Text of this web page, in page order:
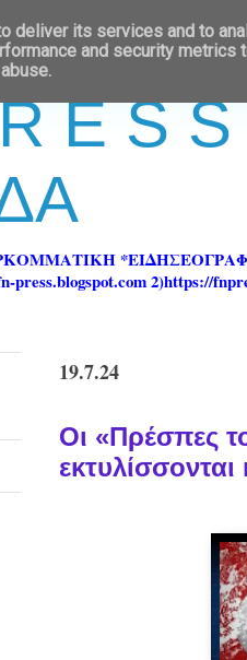
E S
2)https://
19.7.24
Οι «Πρέσπες
deliver its services and to
and security